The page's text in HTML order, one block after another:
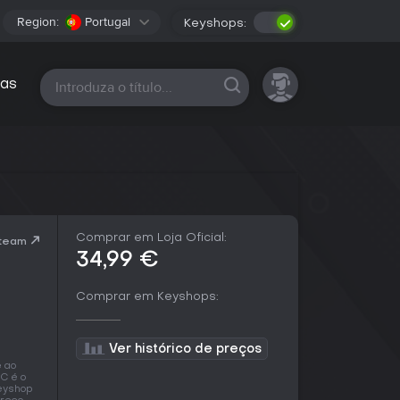
Region: Portugal Keyshops:
Todas as plataformas
ao
é o
Comprar em Loja Oficial:
34,99 €
Comprar em Keyshops:
Ver histórico de preços